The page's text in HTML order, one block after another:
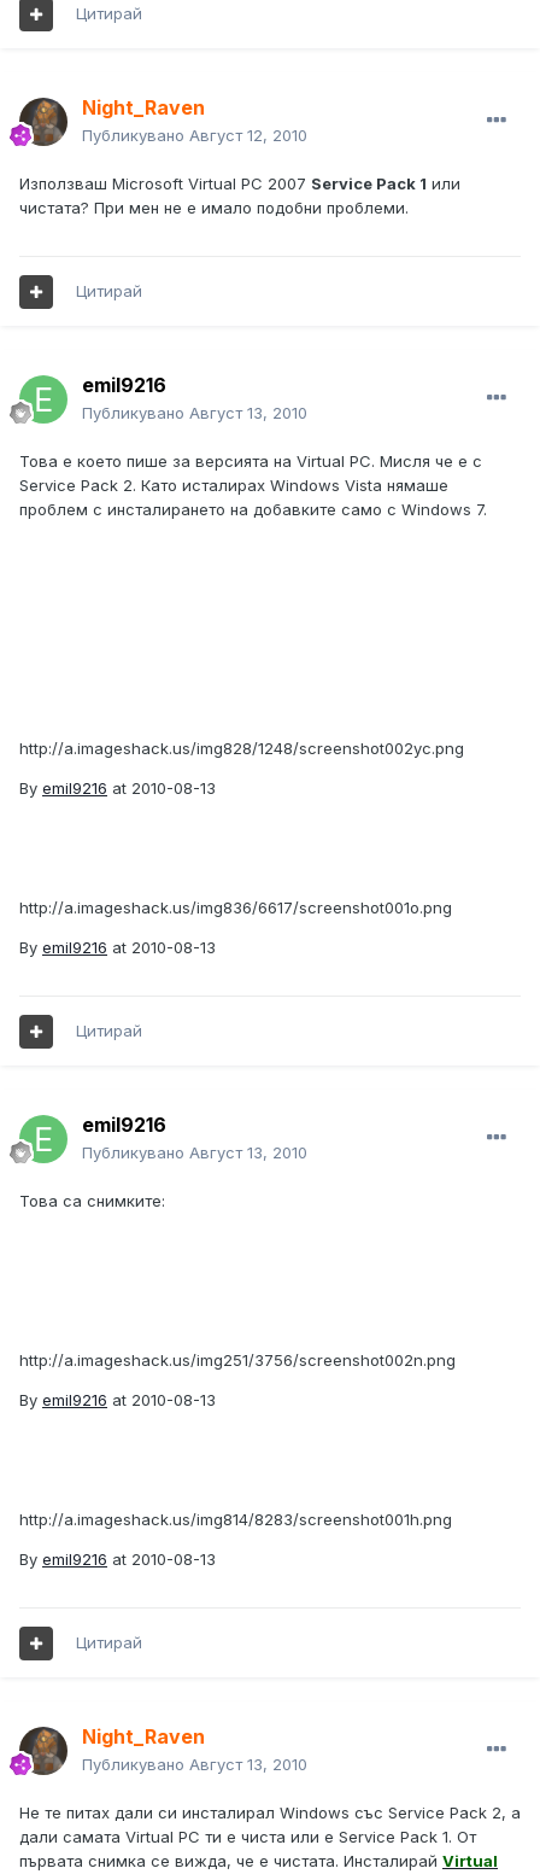
Цитирай
Night_Raven
Публикувано Август 12, 2010
Използваш Microsoft Virtual PC 2007 Service Pack 1 или
чистата? При мен не е имало подобни проблеми.
Цитирай
emil9216
Публикувано Август 13, 2010
Това е което пише за версията на Virtual PC. Мисля че е с
Service Pack 2. Като исталирах Windows Vista нямаше
проблем с инсталирането на добавките само с Windows 7.
http://a.imageshack.us/img828/1248/screenshot002yc.png
By emil9216 at 2010-08-13
http://a.imageshack.us/img836/6617/screenshot001o.png
By emil9216 at 2010-08-13
Цитирай
emil9216
Публикувано Август 13, 2010
Това са снимките:
http://a.imageshack.us/img251/3756/screenshot002n.png
By emil9216 at 2010-08-13
http://a.imageshack.us/img814/8283/screenshot001h.png
By emil9216 at 2010-08-13
Цитирай
Night_Raven
Публикувано Август 13, 2010
Не те питах дали си инсталирал Windows със Service Pack 2, а
дали самата Virtual PC ти е чиста или е Service Pack 1. От
първата снимка се вижда, че е чистата. Инсталирай Virtual